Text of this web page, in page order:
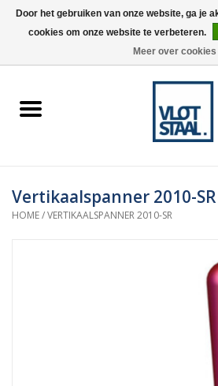
spanners
Vertikaalspanner 2010-SR
HOME/VERTIKAALSPANNER 2010-SR
Door het gebruiken van onze website, ga je
cookies om onze website te verbeteren.
Meer over cookies